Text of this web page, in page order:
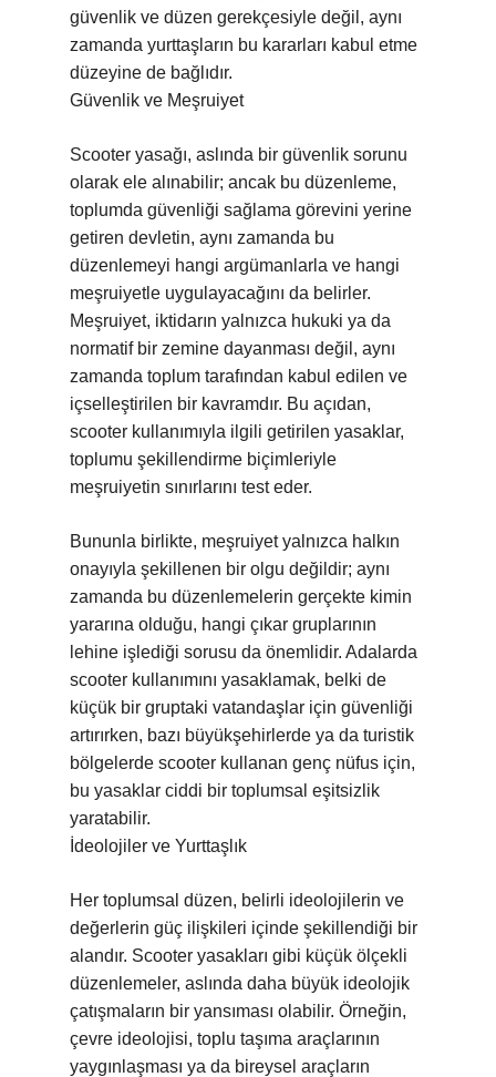
güvenlik ve düzen gerekçesiyle değil, aynı
zamanda yurttaşların bu kararları kabul etme
düzeyine de bağlıdır.
Güvenlik ve Meşruiyet
Scooter yasağı, aslında bir güvenlik sorunu
olarak ele alınabilir; ancak bu düzenleme,
toplumda güvenliği sağlama görevini yerine
getiren devletin, aynı zamanda bu
düzenlemeyi hangi argümanlarla ve hangi
meşruiyetle uygulayacağını da belirler.
Meşruiyet, iktidarın yalnızca hukuki ya da
normatif bir zemine dayanması değil, aynı
zamanda toplum tarafından kabul edilen ve
içselleştirilen bir kavramdır. Bu açıdan,
scooter kullanımıyla ilgili getirilen yasaklar,
toplumu şekillendirme biçimleriyle
meşruiyetin sınırlarını test eder.
Bununla birlikte, meşruiyet yalnızca halkın
onayıyla şekillenen bir olgu değildir; aynı
zamanda bu düzenlemelerin gerçekte kimin
yararına olduğu, hangi çıkar gruplarının
lehine işlediği sorusu da önemlidir. Adalarda
scooter kullanımını yasaklamak, belki de
küçük bir gruptaki vatandaşlar için güvenliği
artırırken, bazı büyükşehirlerde ya da turistik
bölgelerde scooter kullanan genç nüfus için,
bu yasaklar ciddi bir toplumsal eşitsizlik
yaratabilir.
İdeolojiler ve Yurttaşlık
Her toplumsal düzen, belirli ideolojilerin ve
değerlerin güç ilişkileri içinde şekillendiği bir
alandır. Scooter yasakları gibi küçük ölçekli
düzenlemeler, aslında daha büyük ideolojik
çatışmaların bir yansıması olabilir. Örneğin,
çevre ideolojisi, toplu taşıma araçlarının
yaygınlaşması ya da bireysel araçların